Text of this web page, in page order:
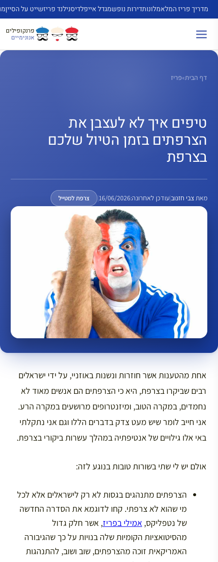
לדלג
לתוכן
מדריך פריז המלאמלונותדירות נופשמגדל אייפלדיסנילנד פריזשייט על הסיין
פרנקופילים
אנונימיים
דף הבית»פריז
טיפים איך לא לעצבן את
הצרפתים בזמן הטיול שלכם
בצרפת
מאתצבי חזנוב|עודכן לאחרונה:16/06/2026
| צרפת למטייל
אחת מהטענות אשר חוזרות ונשנות באוזניי, על ידי ישראלים
רבים שביקרו בצרפת, היא כי הצרפתים הם אנשים מאוד לא
נחמדים, במקרה הטוב, ומיזנטרופים מרושעים במקרה הרע.
אני חייב לומר שיש מעט צדק בדברים הללו וגם אני נתקלתי
באי אלו גילויים של אנטיפתיה במהלך עשרות ביקורי בצרפת.
אולם יש לי שתי בשורות טובות בנוגע לזה:
הצרפתים מתנהגים בגסות לא רק לישראלים אלא לכל
מי שהוא לא צרפתי. קחו לדוגמא את הסדרה החדשה
של נטפליקס, אמילי בפריז, אשר חלק גדול
מהסיטואציות הקומיות שלה בנויות על כך שהגיבורה
האמריקאית זוכה מהצרפתים, שוב ושוב, להתנהגות